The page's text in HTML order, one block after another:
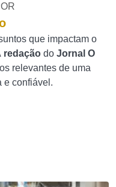
que impactam o
redação do Jornal O
relevantes de uma
e confiável.